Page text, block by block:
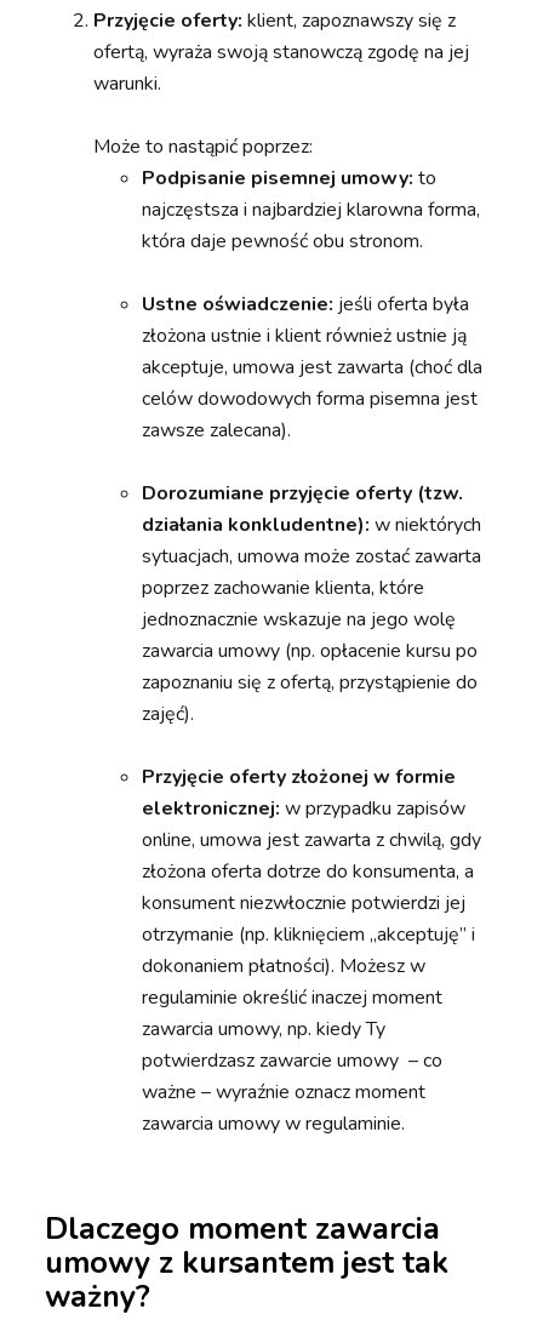
Przyjęcie oferty: klient, zapoznawszy się z
ofertą, wyraża swoją stanowczą zgodę na jej
warunki.
Może to nastąpić poprzez:
Podpisanie pisemnej umowy: to
najczęstsza i najbardziej klarowna forma,
która daje pewność obu stronom.
Ustne oświadczenie: jeśli oferta była
złożona ustnie i klient również ustnie ją
akceptuje, umowa jest zawarta (choć dla
celów dowodowych forma pisemna jest
zawsze zalecana).
Dorozumiane przyjęcie oferty (tzw.
działania konkludentne): w niektórych
sytuacjach, umowa może zostać zawarta
poprzez zachowanie klienta, które
jednoznacznie wskazuje na jego wolę
zawarcia umowy (np. opłacenie kursu po
zapoznaniu się z ofertą, przystąpienie do
zajęć).
Przyjęcie oferty złożonej w formie
elektronicznej: w przypadku zapisów
online, umowa jest zawarta z chwilą, gdy
złożona oferta dotrze do konsumenta, a
konsument niezwłocznie potwierdzi jej
otrzymanie (np. kliknięciem „akceptuję” i
dokonaniem płatności). Możesz w
regulaminie określić inaczej moment
zawarcia umowy, np. kiedy Ty
potwierdzasz zawarcie umowy – co
ważne – wyraźnie oznacz moment
zawarcia umowy w regulaminie.
Dlaczego moment zawarcia
umowy z kursantem jest tak
ważny?